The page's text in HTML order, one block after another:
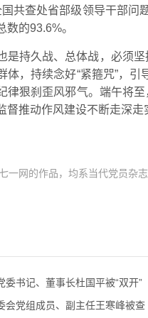
共查处省部级领导干部
的93.6%。
是持久战、总体战，必须
体，持续念好“紧箍咒”，
律狠刹歪风邪气。端午将
推动作风建设不断走深走
一网的作品，均系当代党员杂
委书记、董事长杜国平被“双开”
会党组成员、副主任王寒峰被查